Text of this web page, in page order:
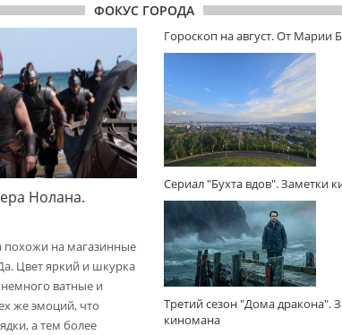
ФОКУС ГОРОДА
Нолана.
похожи на магазинные
Цвет яркий и шкурка
немного ватные и
же эмоций, что
а тем более
Гороскоп на август. От Марии
Сериал "Бухта вдов". Заметки
Третий сезон "Дома дракона".
киномана